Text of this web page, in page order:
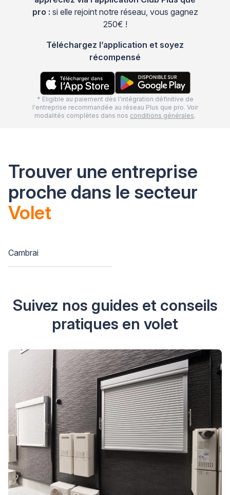
pro : si elle rejoint notre réseau, vous gagnez
250€ !
Téléchargez l’application et soyez
récompensé
* Eligible au paiement dès l'intégration définitive de
l'entreprise recommandée au réseau Plus que pro. Voir
modalités complètes dans nos conditions générales.
Trouver une entreprise
proche dans le secteur
Volet
Cambrai
Suivez nos guides et conseils
pratiques en volet